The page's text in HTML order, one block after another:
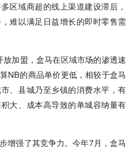
区域商超的线上渠道建设滞后，
难以满足日益增长的即时零售需
加盟，盒马在区域市场的渗透速
NB的商品单价更低，相较于盒马
、县城乃至乡镇的消费水平，有
大、成本高导致的单城容纳量有
增强了其竞争力。今年7月，盒马